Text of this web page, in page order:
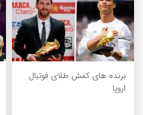
برنده های کفش طلای فوتبال
اروپا